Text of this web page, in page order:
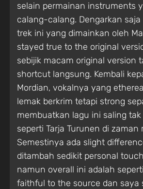
selain permainan instruments
calang-calang. Dengarkan saja
trek ini yang dimainkan oleh
stayed true to the original
sebijik macam original version
shortcut langsung. Kembali
Mordian, vokalnya yang
lemak berkrim tetapi strong
membuatkan lagu ini saling
seperti Tarja Turunen di zaman
Semestinya ada slight
ditambah sedikit personal
namun overall ini adalah
faithful to the source dan saya